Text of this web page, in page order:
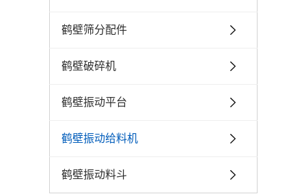
鹤壁筛分配件
鹤壁破碎机
鹤壁振动平台
鹤壁振动给料机
鹤壁振动料斗